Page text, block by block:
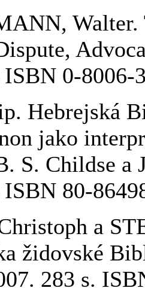
Walter.
ISBN 0-8006-
Hebrejská
jako
S. Childse a
ISBN 80-
a
židovské
283 s.